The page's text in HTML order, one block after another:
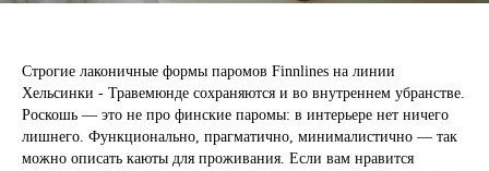
Строгие лаконичные формы паромов Finnlines на линии
Хельсинки - Травемюнде сохраняются и во внутреннем убранстве.
Роскошь — это не про финские паромы: в интерьере нет ничего
лишнего. Функционально, прагматично, минималистично — так
можно описать каюты для проживания. Если вам нравится